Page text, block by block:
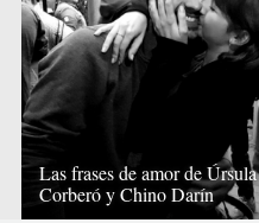
Las frases de amor de Úrsula
Corberó y Chino Darín